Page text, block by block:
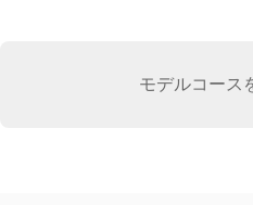
モデルコース